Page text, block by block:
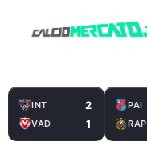
INT 2
VAD 1
PAI
RAP